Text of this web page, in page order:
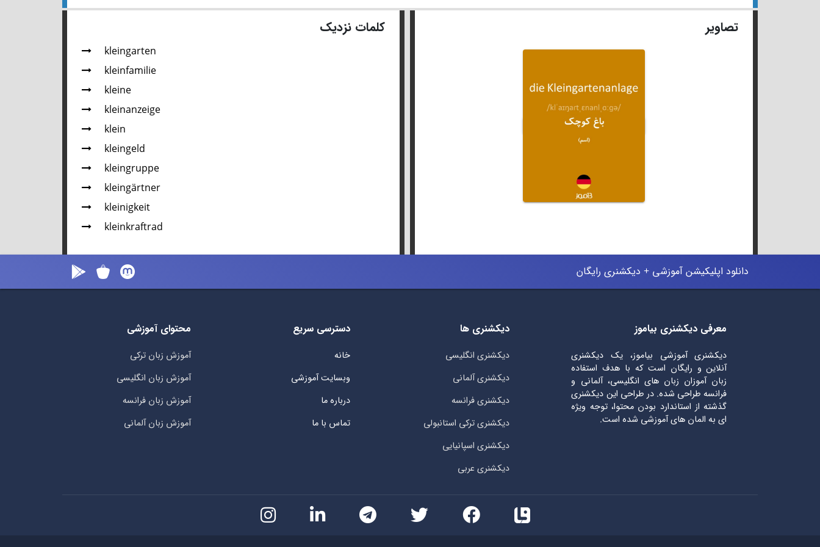
تصاویر کلمات نزدیک
kleingarten
kleinfamilie
kleine
kleinanzeige
klein
kleingeld
kleingruppe
kleingärtner
kleinigkeit
kleinkraftrad
دانلود اپلیکیشن آموزشی + دیکشنری رایگان
معرفی دیکشنری بیاموز
دیکشنری آموزشی بیاموز، یک دیکشنری
آنلاین و رایگان است که با هدف استفاده
زبان آموزان زبان های انگلیسی، آلمانی و
فرانسه طراحی شده. در طراحی این دیکشنری
گذشته از استاندارد بودن محتوا، توجه ویژه
ای به المان های آموزشی شده است.
دیکشنری ها
دیکشنری انگلیسی
دیکشنری آلمانی
دیکشنری فرانسه
دیکشنری ترکی استانبولی
دیکشنری اسپانیایی
دیکشنری عربی
دسترسی سریع
خانه
وبسایت آموزشی
درباره ما
تماس با ما
محتوای آموزشی
آموزش زبان ترکی
آموزش زبان انگلیسی
آموزش زبان فرانسه
آموزش زبان آلمانی